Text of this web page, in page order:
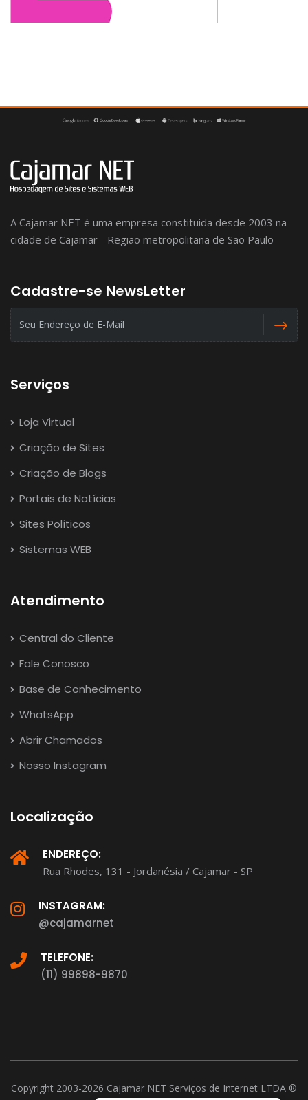
A Cajamar NET é uma empresa constituida desde 2003 na
cidade de Cajamar - Região metropolitana de São Paulo
Cadastre-se NewsLetter
Serviços
Loja Virtual
Criação de Sites
Criação de Blogs
Portais de Notícias
Sites Políticos
Sistemas WEB
Atendimento
Central do Cliente
Fale Conosco
Base de Conhecimento
WhatsApp
Abrir Chamados
Nosso Instagram
Localização
ENDEREÇO:
Rua Rhodes, 131 - Jordanésia / Cajamar - SP
INSTAGRAM:
@cajamarnet
TELEFONE:
(11) 99898-9870
Copyright 2003-2026 Cajamar NET Serviços de Internet LTDA ®